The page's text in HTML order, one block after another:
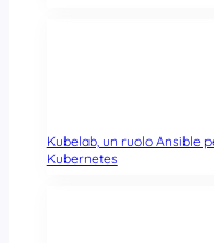
Kubelab, un ruolo Ansible
Kubernetes